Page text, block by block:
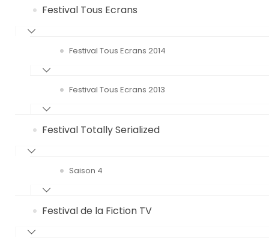
Festival Tous Ecrans
Festival Tous Ecrans 2014
Festival Tous Ecrans 2013
Festival Totally Serialized
Saison 4
Festival de la Fiction TV